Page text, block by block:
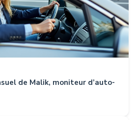
de Malik, moniteur d’auto-